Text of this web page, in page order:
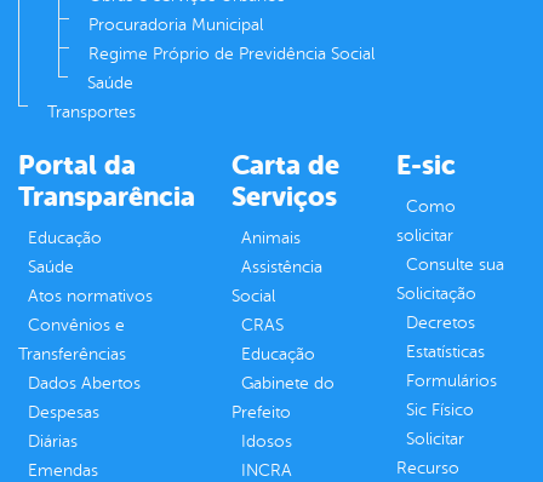
Procuradoria Municipal
Regime Próprio de Previdência Social
Saúde
Transportes
Portal da
Transparência
Educação
Saúde
Atos normativos
Convênios e
Transferências
Dados Abertos
Despesas
Diárias
Emendas
Carta de
Serviços
Animais
Assistência
Social
CRAS
Educação
Gabinete do
Prefeito
Idosos
INCRA
E-sic
Como
solicitar
Consulte sua
Solicitação
Decretos
Estatísticas
Formulários
Sic Físico
Solicitar
Recurso